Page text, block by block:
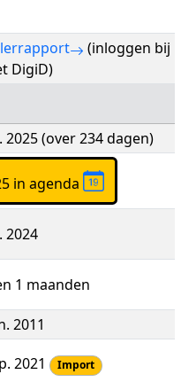
(inloggen bij
DigiD)
2025 (over 234 dagen)
in agenda
2024
1 maanden
2011
2021 Import